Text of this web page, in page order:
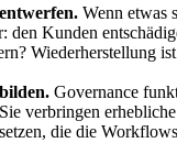
Wenn etwas
den Kunden
Wiederherstellung
Governance
verbringen
die die